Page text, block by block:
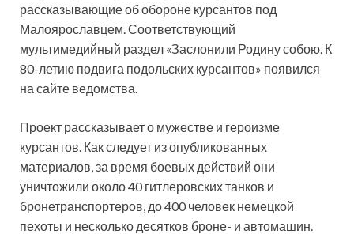
рассказывающие об обороне курсантов под
Малоярославцем. Соответствующий
мультимедийный раздел «Заслонили Родину собою. К
80-летию подвига подольских курсантов» появился
на сайте ведомства.
Проект рассказывает о мужестве и героизме
курсантов. Как следует из опубликованных
материалов, за время боевых действий они
уничтожили около 40 гитлеровских танков и
бронетранспортеров, до 400 человек немецкой
пехоты и несколько десятков броне- и автомашин.